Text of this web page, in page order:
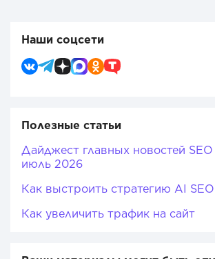
Наши соцсети
Полезные статьи
Дайджест главных новостей
июль 2026
Как выстроить стратегию AI
Как увеличить трафик на сайт